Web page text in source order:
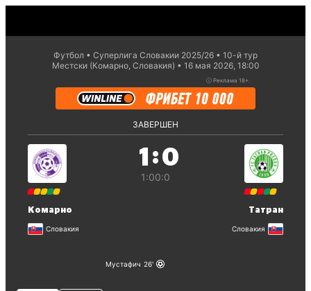
Футбол Суперлига Словакии 2025/26
10-й тур
Местски (Комарно, Словакия)
16 мая 2026, 18:00
ⓘ Реклама 18+.
ЗАВЕРШЕН
Комарно
Словакия
1 :0
1:00:0
Татран
Словакия
Мустафич 26